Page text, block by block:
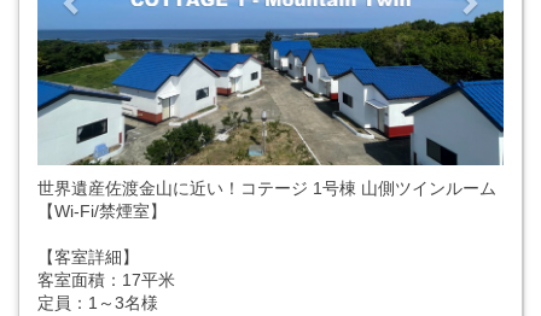
世界遺産佐渡金山に近い！コテージ 1号棟 山側ツインルーム
【Wi-Fi/禁煙室】
【客室詳細】
客室面積：17平米
定員：1～3名様